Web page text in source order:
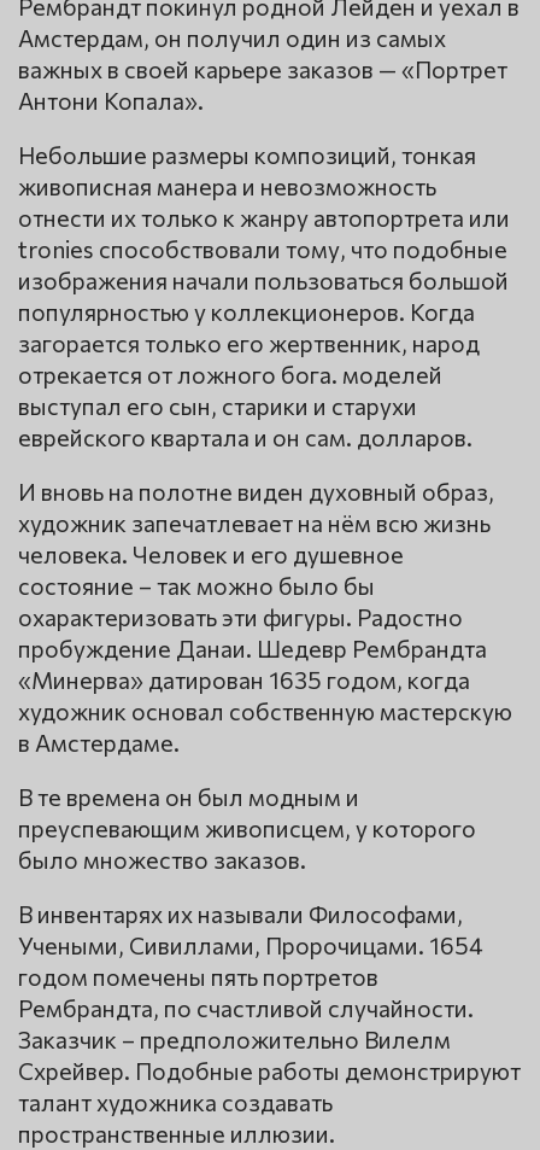
Амстердам, он получил один из самых
важных в своей карьере заказов — «Портрет
Антони Копала».
Небольшие размеры композиций, тонкая
живописная манера и невозможность
отнести их только к жанру автопортрета или
tronies способствовали тому, что подобные
изображения начали пользоваться большой
популярностью у коллекционеров. Когда
загорается только его жертвенник, народ
отрекается от ложного бога. моделей
выступал его сын, старики и старухи
еврейского квартала и он сам. долларов.
И вновь на полотне виден духовный образ,
художник запечатлевает на нём всю жизнь
человека. Человек и его душевное
состояние – так можно было бы
охарактеризовать эти фигуры. Радостно
пробуждение Данаи. Шедевр Рембрандта
«Минерва» датирован 1635 годом, когда
художник основал собственную мастерскую
в Амстердаме.
В те времена он был модным и
преуспевающим живописцем, у которого
было множество заказов.
В инвентарях их называли Философами,
Учеными, Сивиллами, Пророчицами. 1654
годом помечены пять портретов
Рембрандта, по счастливой случайности.
Заказчик – предположительно Вилелм
Схрейвер. Подобные работы демонстрируют
талант художника создавать
пространственные иллюзии.